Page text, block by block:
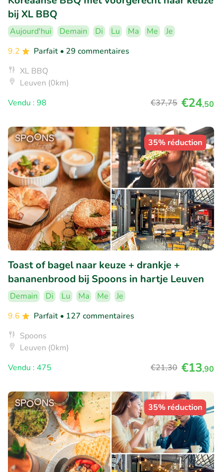
bij XL BBQ
Aujourd'hui Demain Di Lu Ma Me
Je
9.2
Parfait • 29 commentaires
XL BBQ
Leuven (0km)
Vendu : 98
€37,75 €24,50
35% réduction
Toast of bagel naar keuze + drankje +
bananenbrood bij Spoons in hartje Leuven
Demain Di Lu Ma Me
Je
9.6
Parfait • 127 commentaires
Spoons
Leuven (0km)
Vendu : 475
€21,30 €13,90
35% réduction